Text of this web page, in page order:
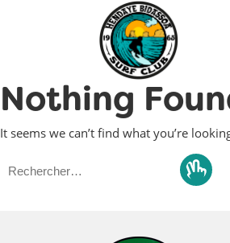
Nothing
It seems we can’t find what you’re
Rechercher :